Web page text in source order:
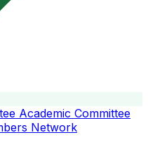
Academic Committee
Network